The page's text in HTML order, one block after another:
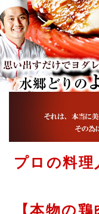
プロの料理
【本物の